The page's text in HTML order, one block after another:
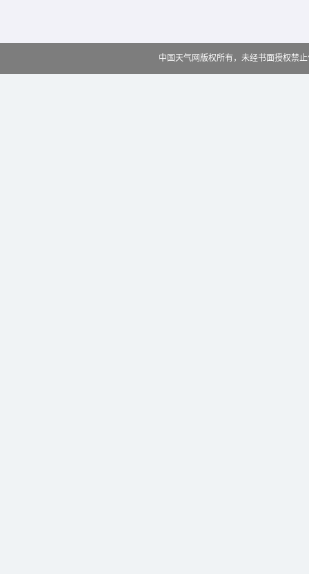
中国天气网版权所有，未经书面授权